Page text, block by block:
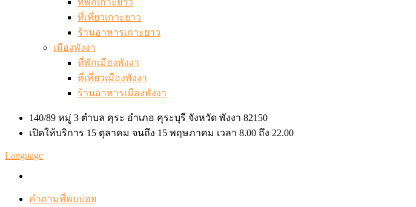
ที่พักเกาะยาว
ที่เที่ยวเกาะยาว
ร้านอาหารเกาะยาว
เมืองพังงา
ที่พักเมืองพังงา
ที่เที่ยวเมืองพังงา
ร้านอาหารเมืองพังงา
140/89 หมู่ 3 ตำบล คุระ อำเภอ คุระบุรี จังหวัด พังงา 82150
เปิดให้บริการ 15 ตุลาคม จนถึง 15 พฤษภาคม เวลา 8.00 ถึง 22.00
Language
คำถามที่พบบ่อย